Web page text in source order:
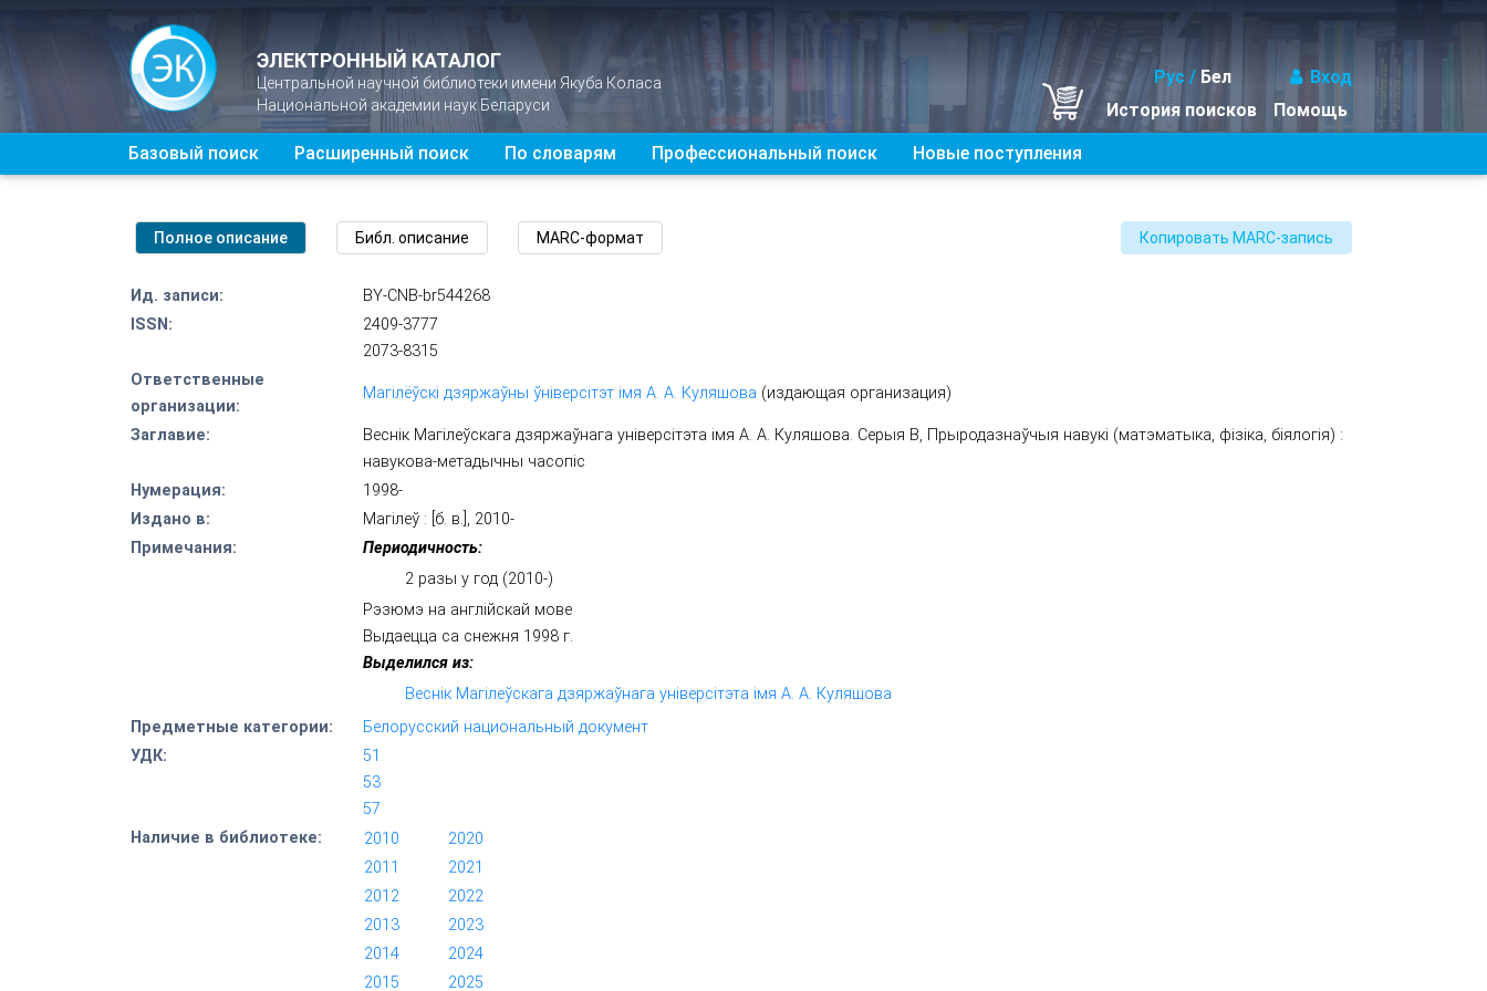
ЭЛЕКТРОННЫЙ КАТАЛОГ
Центральной научной библиотеки имени Якуба Коласа
Национальной академии наук Беларуси
Рус / Бел
Вход
История поисков
Помощь
Базовый поиск Расширенный поиск По словарям Профессиональный поиск Новые поступления
Ид. записи:
BY-CNB-br544268
ISSN:
2409-3777
2073-8315
Ответственные
организации:
Магілёўскі дзяржаўны ўніверсітэт імя А. А. Куляшова (издающая организация)
Заглавие:
Веснік Магілеўскага дзяржаўнага універсітэта імя А. А. Куляшова. Серыя В, Прыродазнаўчыя навукі (матэматыка, фізіка, біялогія) :
навукова-метадычны часопіс
Нумерация:
1998-
Издано в:
Магілеў : [б. в.], 2010-
Примечания:
Периодичность:
2 разы у год (2010-)
Рэзюмэ на англійскай мове
Выдаецца са снежня 1998 г.
Выделился из:
Веснік Магілеўскага дзяржаўнага універсітэта імя А. А. Куляшова
Предметные категории:
Белорусский национальный документ
УДК:
51
53
57
Наличие в библиотеке:
2010 2020
2011
2021
2012
2022
2013
2023
2014
2024
2015
2025